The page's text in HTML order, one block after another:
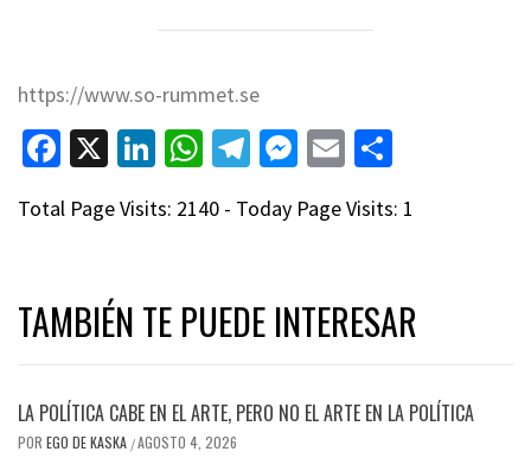
https://www.so-rummet.se
Facebook
X LinkedIn
WhatsApp
Telegram
Messenger
Email
Total Page Visits: 2140 - Today Page Visits: 1
TAMBIÉN TE PUEDE INTERESAR
LA POLÍTICA CABE EN EL ARTE, PERO NO EL ARTE EN LA POLÍTICA
POR EGO DE KASKA /AGOSTO 4, 2026